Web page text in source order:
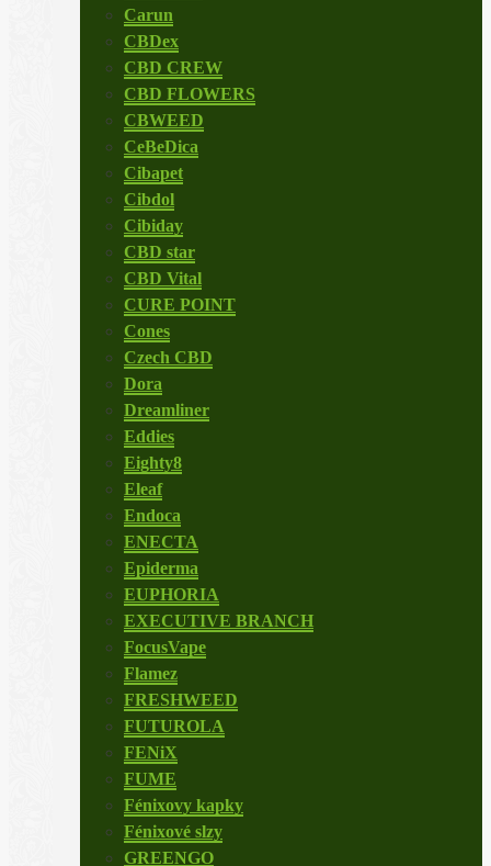
Carun
CBDex
CBD CREW
CBD FLOWERS
CBWEED
CeBeDica
Cibapet
Cibdol
Cibiday
CBD star
CBD Vital
CURE POINT
Cones
Czech CBD
Dora
Dreamliner
Eddies
Eighty8
Eleaf
Endoca
ENECTA
Epiderma
EUPHORIA
EXECUTIVE BRANCH
FocusVape
Flamez
FRESHWEED
FUTUROLA
FENiX
FUME
Fénixovy kapky
Fénixové slzy
GREENGO